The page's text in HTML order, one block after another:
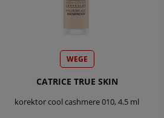
WEGE
CATRICE TRUE SKIN
korektor cool cashmere 010, 4.5 ml